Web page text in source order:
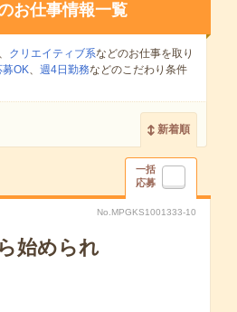
お仕事情報一覧
クリエイティブ系などのお仕事を取り
OK、 週4日勤務などのこだわり条件
新着順
一括
応募
No.MPGKS1001333-10
始められ